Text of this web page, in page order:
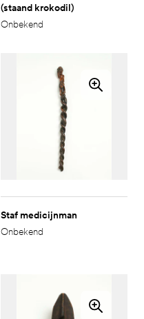
(staand krokodil)
Onbekend
Staf medicijnman
Onbekend